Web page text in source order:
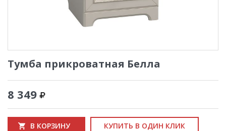
Тумба прикроватная Белла
8 349
В КОРЗИНУ
КУПИТЬ В ОДИН КЛИК